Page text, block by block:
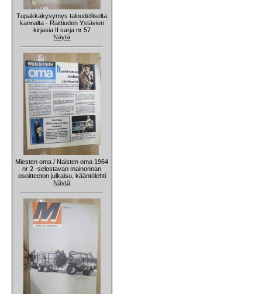
Tupakkakysymys taloudelliselta
kannalta - Raittiuden Ystävien
kirjasia II sarja nr 57
Näytä
Miesten oma / Naisten oma 1964
nr 2 -selostavan mainonnan
osoitteeton julkaisu, kääntölehti
Näytä